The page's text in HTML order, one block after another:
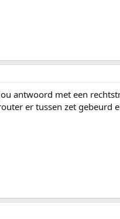
antwoord met een
er tussen zet gebeurd